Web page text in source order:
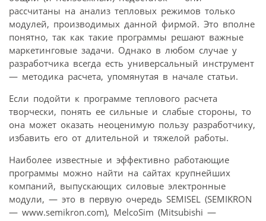
рассчитаны на анализ тепловых режимов только
модулей, производимых данной фирмой. Это вполне
понятно, так как такие программы решают важные
маркетинговые задачи. Однако в любом случае у
разработчика всегда есть универсальный инструмент
— методика расчета, упомянутая в начале статьи.
Если подойти к программе теплового расчета
творчески, понять ее сильные и слабые стороны, то
она может оказать неоценимую пользу разработчику,
избавить его от длительной и тяжелой работы.
Наиболее известные и эффективно работающие
программы можно найти на сайтах крупнейших
компаний, выпускающих силовые электронные
модули, — это в первую очередь SEMISEL (SEMIKRON
— www.semikron.com), MelcoSim (Mitsubishi —